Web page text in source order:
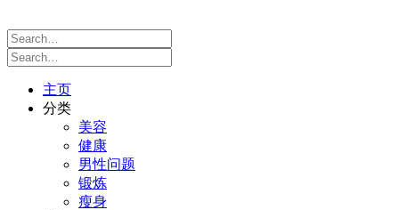
主页
分类
美容
健康
男性问题
锻炼
瘦身